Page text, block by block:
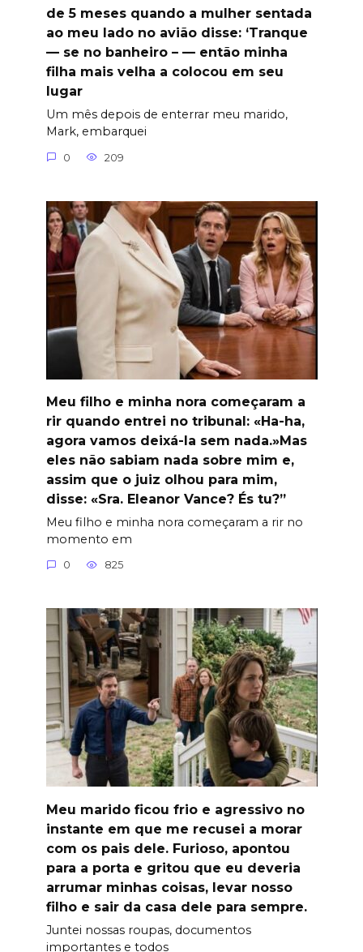
de 5 meses quando a mulher sentada
ao meu lado no avião disse: ‘Tranque
— se no banheiro – — então minha
filha mais velha a colocou em seu
lugar
Um mês depois de enterrar meu marido,
Mark, embarquei
0 209
Meu filho e minha nora começaram a
rir quando entrei no tribunal: «Ha-ha,
agora vamos deixá-la sem nada.»Mas
eles não sabiam nada sobre mim e,
assim que o juiz olhou para mim,
disse: «Sra. Eleanor Vance? És tu?”
Meu filho e minha nora começaram a rir no
momento em
0 825
Meu marido ficou frio e agressivo no
instante em que me recusei a morar
com os pais dele. Furioso, apontou
para a porta e gritou que eu deveria
arrumar minhas coisas, levar nosso
filho e sair da casa dele para sempre.
Juntei nossas roupas, documentos
importantes e todos